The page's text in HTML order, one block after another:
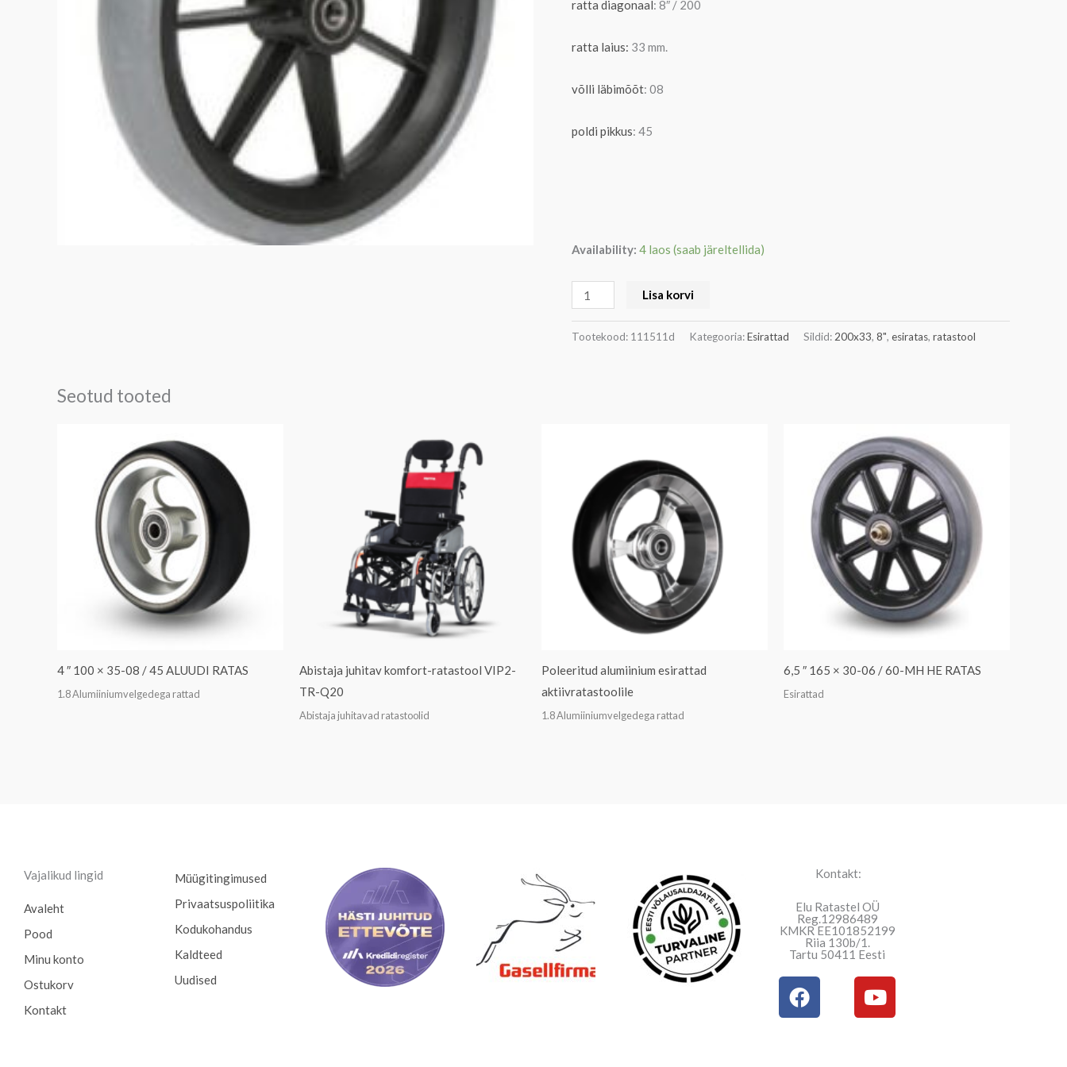
ratta diagonaal: 8″ / 200
ratta laius: 33 mm.
võlli läbimõõt: 08
poldi pikkus: 45
Availability: 4 laos (saab järeltellida)
kogus
Lisa korvi
Tootekood: 111511d Kategooria:Esirattad Sildid: 200x33, 8", esiratas, ratastool
Seotud tooted
4 ″ 100 × 35-08 / 45 ALUUDI RATAS
1.8 Alumiiniumvelgedega rattad
Abistaja juhitav komfort-ratastool VIP2-
TR-Q20
Abistaja juhitavad ratastoolid
Poleeritud alumiinium esirattad
aktiivratastoolile
1.8 Alumiiniumvelgedega rattad
6,5 ″ 165 × 30-06 / 60-MH HE RATAS
Esirattad
Vajalikud lingid
Avaleht
Pood
Minu konto
Ostukorv
Kontakt
Müügitingimused
Privaatsuspoliitika
Kodukohandus
Kaldteed
Uudised
Kontakt:
Elu Ratastel OÜ
Reg.12986489
KMKR EE101852199
Riia 130b/1.
Tartu 50411 Eesti
F
a
Y
o